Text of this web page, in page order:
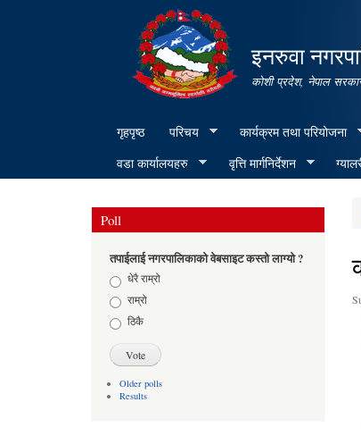
इनरुवा
कोशी प्रदेश, नेपाल
गृहपृष्ठ परिचय कार्यक्रम तथा परियोजना
वडा कार्यालयहरु
वृत्ति मार्गनिर्देशन
Poll
तपाईलाई नगरपालिकाको वेबसाइट कस्तो लाग्यो ?
Choicesधेरै राम्रो
राम्रो
ठिकै
Older polls
Results